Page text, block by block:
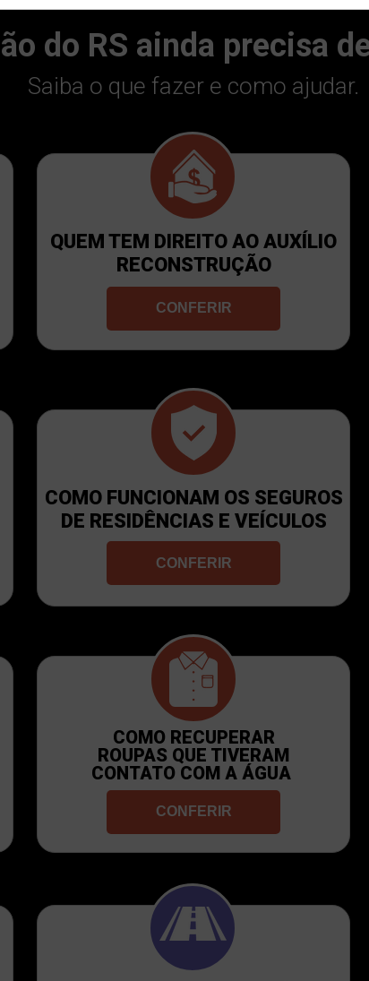
do RS ainda precisa
Saiba o que fazer e como ajudar.
QUEM TEM DIREITO AO AUXÍLIO
RECONSTRUÇÃO
CONFERIR
COMO FUNCIONAM OS SEGUROS
DE RESIDÊNCIAS E VEÍCULOS
CONFERIR
COMO RECUPERAR
ROUPAS QUE TIVERAM
CONTATO COM A ÁGUA
CONFERIR